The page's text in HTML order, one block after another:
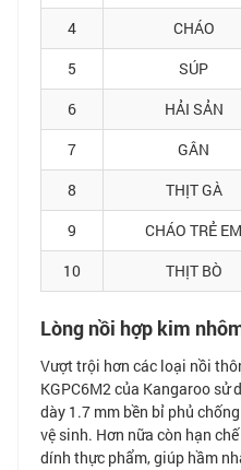
4
CHÁO
5
SÚP
6
HẢI SẢN
7
GÂN
8
THỊT GÀ
9
CHÁO TRẺ EM
10
THỊT BÒ
Lòng nồi hợp kim
Vượt trội hơn các loại nồi
KGPC6M2 của Kangaroo sử
dày 1.7 mm bền bỉ phủ
vệ sinh. Hơn nữa còn hạn
dính thực phẩm, giúp hầm